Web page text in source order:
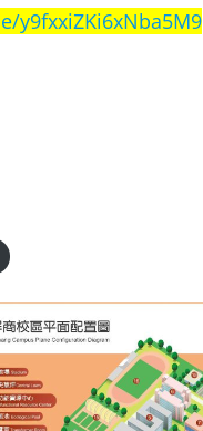
y9fxxiZKi6xNba5M9